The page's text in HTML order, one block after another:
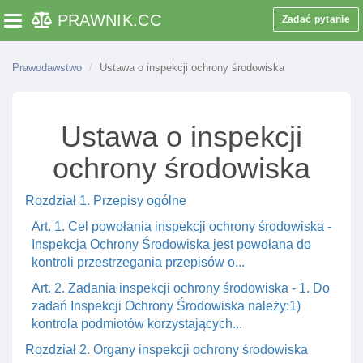
Toggle navigation
PRAWNIK.CC Zadać pytanie
Prawodawstwo Ustawa o inspekcji ochrony środowiska
Ustawa o inspekcji
ochrony środowiska
Rozdział 1. Przepisy ogólne
Art. 1. Cel powołania inspekcji ochrony środowiska -
Inspekcja Ochrony Środowiska jest powołana do
kontroli przestrzegania przepisów o...
Art. 2. Zadania inspekcji ochrony środowiska - 1. Do
zadań Inspekcji Ochrony Środowiska należy:1)
kontrola podmiotów korzystających...
Rozdział 2. Organy inspekcji ochrony środowiska